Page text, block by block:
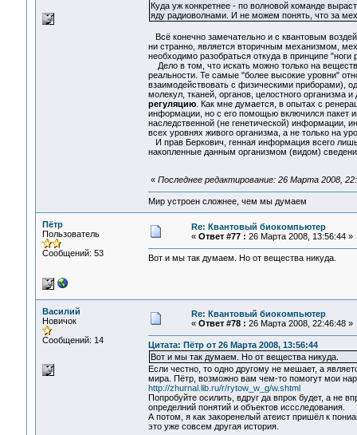
Куда уж конкретнее - по волновой команде
яду радиоволнами. И не можем понять, что за
Всё конечно замечательно и с квантовым
ни странно, является вторичным механизмом,
необходимо разобраться откуда в принципе
Дело в том, что искать можно только на
реальности. Те самые "более высокие уровни"
взаимодействовать с физическими приборами),
молекул, тканей, органов, целостного
регуляцию. Как мне думается, в опытах с
информации, но с его помощью включился пакет
наследственной (не генетической) информации,
всех уровнях живого организма, а не только на
И прав Беркович, генная информация всего
накопленные данным организмом (видом)
« Последнее редактирование: 26 Марта 2008,
Мир устроен сложнее, чем мы думаем
Пётр
Пользователь
Сообщений: 53
Re: Квантовый биокомпьютер
« Ответ #77 : 26 Марта 2008, 13:56:44 »
Вот и мы так думаем. Но от вещества никуда.
Василий
Новичок
Сообщений: 14
Re: Квантовый биокомпьютер
« Ответ #78 : 26 Марта 2008, 22:46:48 »
Цитата: Пётр от 26 Марта 2008, 13:56:44
Вот и мы так думаем. Но от вещества никуда.
Если честно, то одно другому не мешает, а
мира. Пётр, возможно вам чем-то помогут мои
http://zhurnal.lib.ru/r/rytow_w_g/w.shtml
Попробуйте осилить, вдруг да впрок будет, а не
определний понятий и объектов иссследования.
А потом, я как закоренелый атеист пришёл к
это уже совсем другая история.